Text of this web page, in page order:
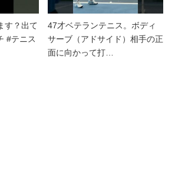
す？出て
#テニス
47才ベテランテニス。ボディ
サーブ（アドサイド）相手の正
面に向かって打…